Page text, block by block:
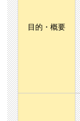
目的・概要